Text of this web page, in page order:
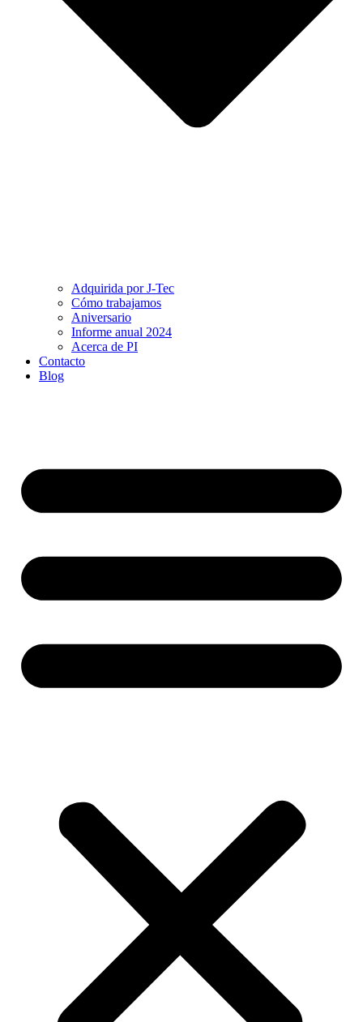
Adquirida por J-Tec
Cómo trabajamos
Aniversario
Informe anual 2024
Acerca de PI
Contacto
Blog